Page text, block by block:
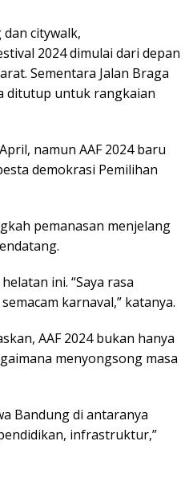
citywalk,
2024 dimulai dari depan
Sementara Jalan Braga
ditutup untuk rangkaian
namun AAF 2024 baru
demokrasi Pemilihan
pemanasan menjelang
ini. “Saya rasa
karnaval,” katanya.
AAF 2024 bukan hanya
menyongsong masa
Bandung di antaranya
infrastruktur,”